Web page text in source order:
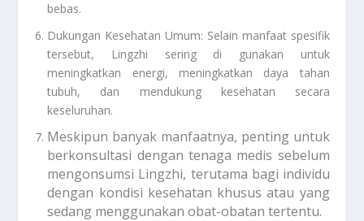
bebas.
Dukungan Kesehatan Umum: Selain manfaat spesifik
tersebut, Lingzhi sering di gunakan untuk
meningkatkan energi, meningkatkan daya tahan
tubuh, dan mendukung kesehatan secara
keseluruhan.
Meskipun banyak manfaatnya, penting untuk
berkonsultasi dengan tenaga medis sebelum
mengonsumsi Lingzhi, terutama bagi individu
dengan kondisi kesehatan khusus atau yang
sedang menggunakan obat-obatan tertentu.